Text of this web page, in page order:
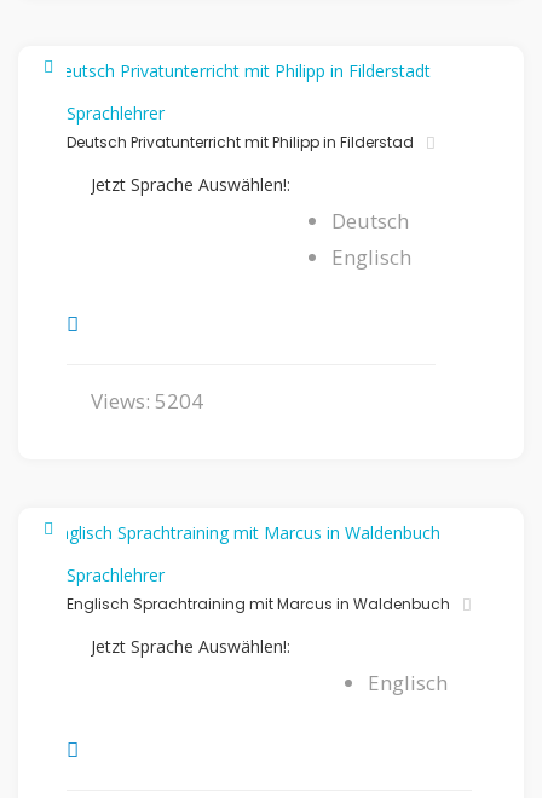
Sprachlehrer
Deutsch Privatunterricht mit Philipp in Filderstad
Jetzt Sprache Auswählen!:
Deutsch
Englisch
Views: 5204
Sprachlehrer
Englisch Sprachtraining mit Marcus in Waldenbuch
Jetzt Sprache Auswählen!:
Englisch